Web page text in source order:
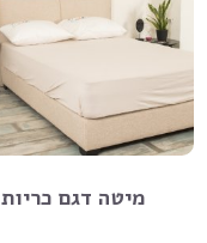
מיטה דגם כריות